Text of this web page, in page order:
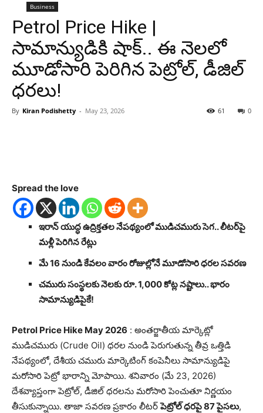
Business
Petrol Price Hike |
సామాన్యుడికి షాక్.. ఈ నెలలో
మూడోసారి పెరిగిన పెట్రోల్, డీజిల్
ధరలు!
By Kiran Podishetty - May 23, 2026 0
61
Spread the love
ఇరాన్ యుద్ధ ఉద్రిక్తతల నేపథ్యంలో ముడిచమురు సెగ.. లీటర్‌పై
మళ్లీ పెరిగిన రేట్లు
మే 16 నుండి కేవలం వారం రోజుల్లోనే మూడోసారి ధరల సవరణ
చమురు సంస్థలకు నెలకు రూ. 1,000 కోట్ల నష్టాలు.. భారం
సామాన్యుడిపైకే!
Petrol Price Hike May 2026 : అంతర్జాతీయ మార్కెట్లో
ముడిచమురు (Crude Oil) ధరల నుండి పెరుగుతున్న తీవ్ర ఒత్తిడి
నేపథ్యంలో, దేశీయ చమురు మార్కెటింగ్ కంపెనీలు సామాన్యుడిపై
మరోసారి పెట్రో భారాన్ని మోపాయి. శనివారం (మే 23, 2026)
దేశవ్యాప్తంగా పెట్రోల్, డీజిల్ ధరలను మరోసారి పెంచుతూ నిర్ణయం
తీసుకున్నాయి. తాజా సవరణ ప్రకారం లీటర్పెట్రోల్ ధరపై 87 పైసలు,